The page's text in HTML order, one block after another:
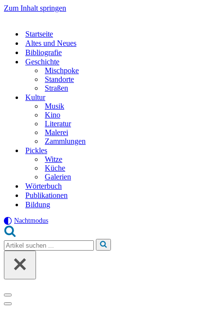
Zum Inhalt springen
Startseite
Altes und Neues
Bibliografie
Geschichte
Mischpoke
Standorte
Straßen
Kultur
Musik
Kino
Literatur
Malerei
Zammlungen
Pickles
Witze
Küche
Galerien
Wörterbuch
Publikationen
Bildung
Nachtmodus
Suchen
nach …
Navigationsmenü
Navigationsmenü